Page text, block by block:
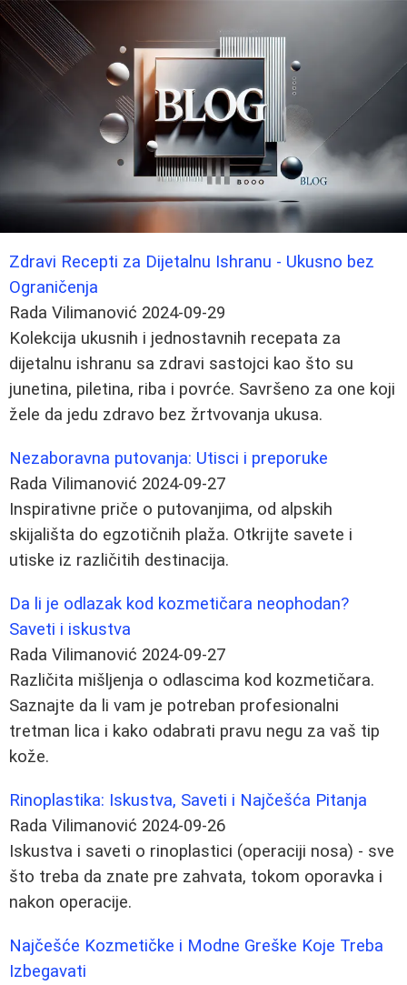
Zdravi Recepti za Dijetalnu Ishranu - Ukusno bez
Ograničenja
Rada Vilimanović 2024-09-29
Kolekcija ukusnih i jednostavnih recepata za
dijetalnu ishranu sa zdravi sastojci kao što su
junetina, piletina, riba i povrće. Savršeno za one koji
žele da jedu zdravo bez žrtvovanja ukusa.
Nezaboravna putovanja: Utisci i preporuke
Rada Vilimanović 2024-09-27
Inspirativne priče o putovanjima, od alpskih
skijališta do egzotičnih plaža. Otkrijte savete i
utiske iz različitih destinacija.
Da li je odlazak kod kozmetičara neophodan?
Saveti i iskustva
Rada Vilimanović 2024-09-27
Različita mišljenja o odlascima kod kozmetičara.
Saznajte da li vam je potreban profesionalni
tretman lica i kako odabrati pravu negu za vaš tip
kože.
Rinoplastika: Iskustva, Saveti i Najčešća Pitanja
Rada Vilimanović 2024-09-26
Iskustva i saveti o rinoplastici (operaciji nosa) - sve
što treba da znate pre zahvata, tokom oporavka i
nakon operacije.
Najčešće Kozmetičke i Modne Greške Koje Treba
Izbegavati